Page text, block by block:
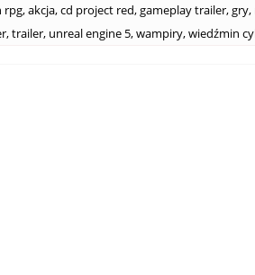
rpg,akcja,cd project red,gameplay trailer,gry,
,trailer, unreal engine 5,wampiry,wiedźmin